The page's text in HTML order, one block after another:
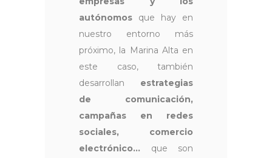
autónomos que hay en
nuestro entorno más
próximo, la Marina Alta en
este caso, también
desarrollan estrategias
de comunicación,
campañas en redes
sociales, comercio
electrónico... que son